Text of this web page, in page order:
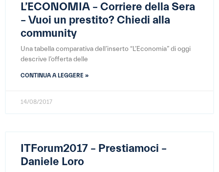
L’ECONOMIA – Corriere della Sera
– Vuoi un prestito? Chiedi alla
community
Una tabella comparativa dell’inserto “L’Economia” di oggi
descrive l’offerta delle
CONTINUA A LEGGERE »
14/08/2017
ITForum2017 – Prestiamoci –
Daniele Loro